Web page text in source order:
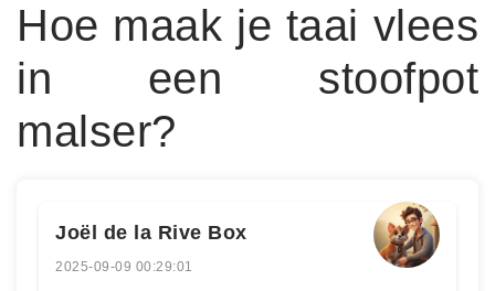
Hoe maak je taai vlees
in een stoofpot
malser?
Joël de la Rive Box
2025-09-09 00:29:01